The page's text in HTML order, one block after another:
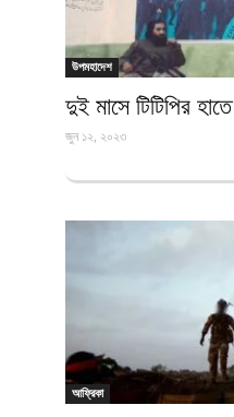
উপমহাদেশ
দুই মাসে টিটিপির
জুন ১২, ২০২৩
আফ্রিকা